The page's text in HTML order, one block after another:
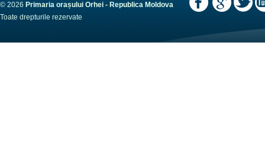
© 2026 Primaria orașului Orhei - Republica Moldova
Toate drepturile rezervate